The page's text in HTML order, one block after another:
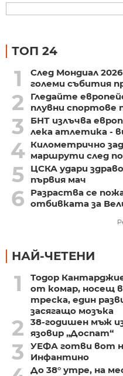
ТОП 24
1
След Мондиал
големи събития
2
Гледайте
плувни спортове
3
БНТ излъчва
лека атлетика -
4 Километрично
маршрути след
5
ЦСКА удари
първия мач
6
Разраства се
отбивката за
НАЙ-ЧЕТЕНИ
1
Тодор
от комар, носещ
треска, един
засягащо мозъка
2
38-годишен мъж
язовир „Доспат“
3
УЕФА готви вот
Инфантино
До 38° утре, на